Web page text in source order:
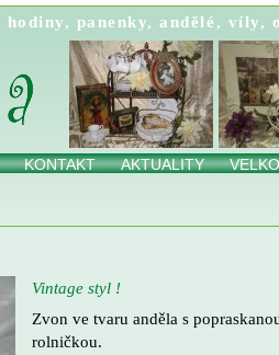
hodiny, panenky,andělé , víly,
KONTAKT AKTUALITY
Vintage styl !
Zvon ve tvaru anděla s
rolničkou.